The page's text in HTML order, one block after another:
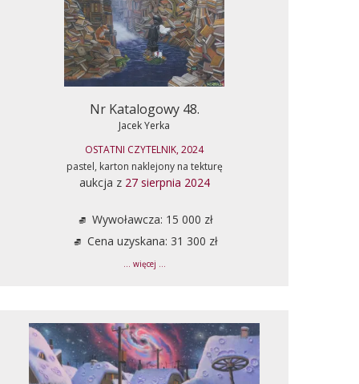
Nr Katalogowy 48.
Jacek Yerka
OSTATNI CZYTELNIK, 2024
pastel, karton naklejony na tekturę
aukcja z 27 sierpnia 2024
Wywoławcza: 15 000 zł
Cena uzyskana: 31 300 zł
... więcej ...